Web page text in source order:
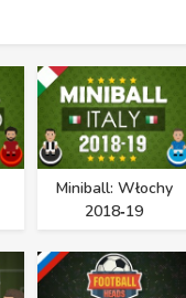
Miniball: Włochy
2018‑19